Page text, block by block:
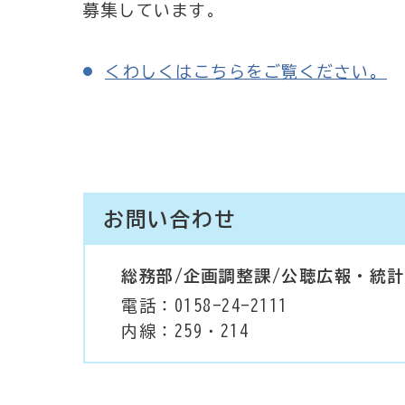
募集しています。
くわしくはこちらをご覧ください。
お問い合わせ
総務部/企画調整課/公聴広報・統
電話：0158-24-2111
内線：259・214